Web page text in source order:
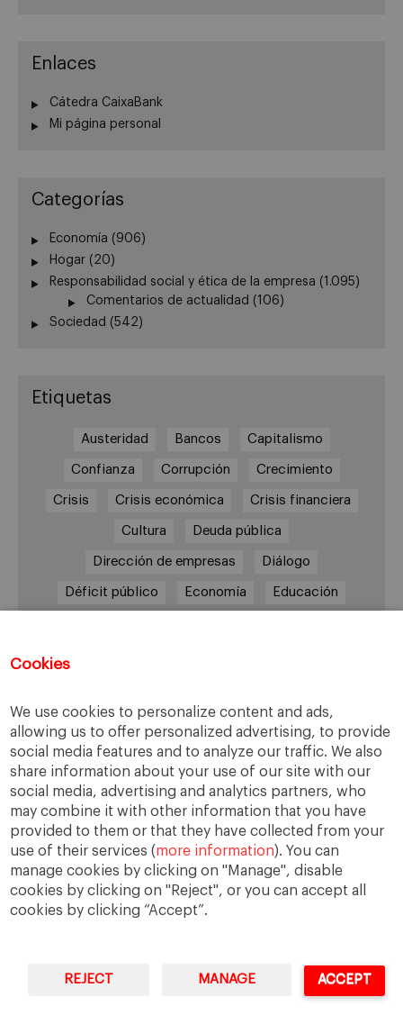
Cookies
We use cookies to personalize content and ads,
allowing us to offer personalized advertising, to provide
social media features and to analyze our traffic. We also
share information about your use of our site with our
social media, advertising and analytics partners, who
may combine it with other information that you have
provided to them or that they have collected from your
use of their services (more information). You can
manage cookies by clicking on "Manage", disable
cookies by clicking on "Reject", or you can accept all
cookies by clicking “Accept”.
REJECT MANAGE ACCEPT
Enlaces
Cátedra CaixaBank
Mi página personal
Categorías
Economía (906)
Hogar (20)
Responsabilidad social y ética de la empresa (1.095)
Comentarios de actualidad (106)
Sociedad (542)
Etiquetas
Austeridad Bancos Capitalismo
Confianza Corrupción Crecimiento
Crisis Crisis económica Crisis financiera
Cultura Deuda pública
Dirección de empresas Diálogo
Déficit público Economía Educación
Política Recesión Recuperación
Reforma laboral Reformas responsabilidad
Responsabilidad social RSC RSE
Sindicatos Sistema financiero Sociedad
Sostenibilidad Trabajo Valores Virtudes
Ética Ética de la empresa
University of Navarra